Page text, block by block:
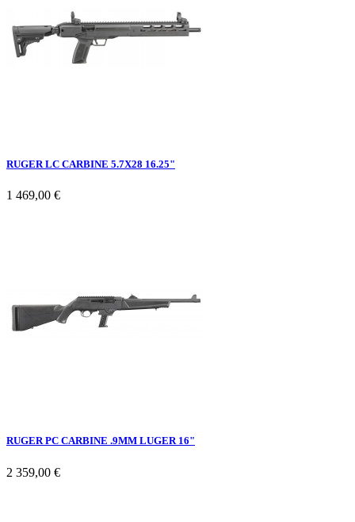
RUGER LC CARBINE 5.7X28 16.25"
1 469,00 €
RUGER PC CARBINE .9MM LUGER 16"
2 359,00 €